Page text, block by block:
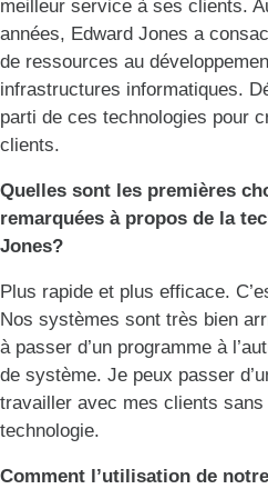
meilleur service à ses clients.
années, Edward Jones a
de ressources au
infrastructures informatiques.
parti de ces technologies pour
clients.
Quelles sont les premières
remarquées à propos de la
Jones?
Plus rapide et plus efficace.
Nos systèmes sont très bien
à passer d’un programme à
de système. Je peux passer
travailler avec mes clients sans
technologie.
Comment l’utilisation de